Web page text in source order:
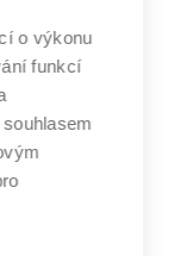
o výkonu
funkcí